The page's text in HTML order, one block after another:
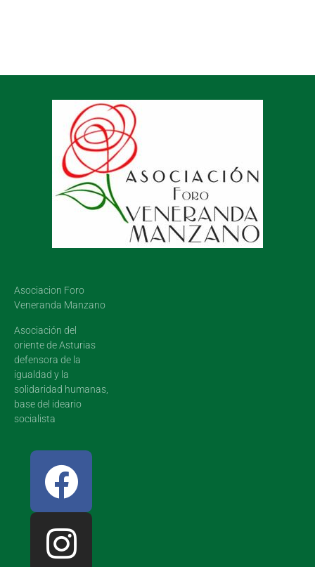
Asociacion Foro
Veneranda Manzano
Asociación del
oriente de Asturias
defensora de la
igualdad y la
solidaridad humanas,
base del ideario
socialista